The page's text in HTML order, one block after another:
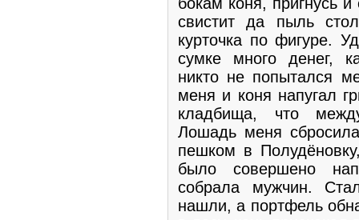
свистит да пыль
курточка по фигуре.
сумке много денег,
никто не попытался
меня и коня напугал
кладбища, что
Лошадь меня
пешком в
было совершено
собрала мужчин.
нашли, а портфель